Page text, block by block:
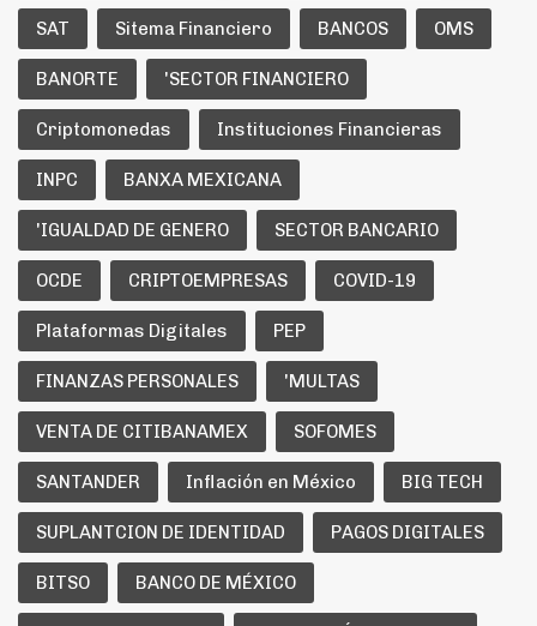
SAT Sitema Financiero BANCOS OMS
BANORTE 'SECTOR FINANCIERO
Criptomonedas Instituciones Financieras
INPC BANXA MEXICANA
'IGUALDAD DE GENERO SECTOR BANCARIO
OCDE CRIPTOEMPRESAS COVID-19
Plataformas Digitales PEP
FINANZAS PERSONALES 'MULTAS
VENTA DE CITIBANAMEX SOFOMES
SANTANDER Inflación en México BIG TECH
SUPLANTCION DE IDENTIDAD PAGOS DIGITALES
BITSO BANCO DE MÉXICO